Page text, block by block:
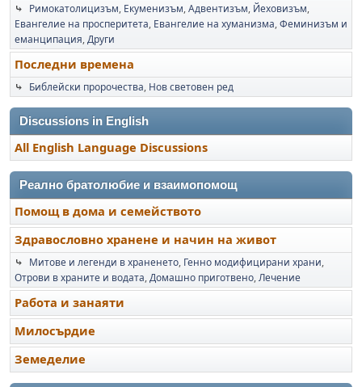
⤷ Римокатолицизъм Екуменизъм Адвентизъм Йеховизъм
Евангелие на просперитета Евангелие на хуманизма Феминизъм и
еманципация Други
Последни времена
⤷ Библейски пророчества Нов световен ред
Discussions in English
All English Language Discussions
Реално братолюбие и взаимопомощ
Помощ в дома и семейството
Здравословно хранене и начин на живот
⤷ Митове и легенди в храненето Генно модифицирани храни
Отрови в храните и водата Домашно приготвено Лечение
Работа и занаяти
Милосърдие
Земеделие